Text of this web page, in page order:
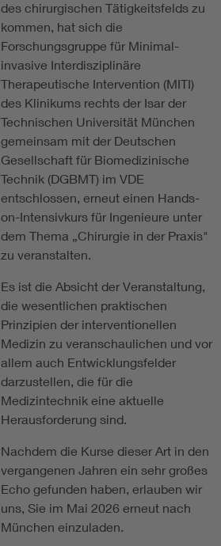
des chirurgischen Tätigkeitsfelds zu
kommen, hat sich die
Forschungsgruppe für Minimal-
invasive Interdisziplinäre
Therapeutische Intervention (MITI)
des Klinikums rechts der Isar der
Technischen Universität München
gemeinsam mit der Deutschen
Gesellschaft für Biomedizinische
Technik (DGBMT) im VDE
entschlossen, erneut einen Hands-
on-Intensivkurs für Ingenieure unter
dem Thema „Chirurgie in der Praxis"
zu veranstalten.
Es ist die Absicht der Veranstaltung,
die wesentlichen praktischen
Prinzipien der interventionellen
Medizin zu veranschaulichen und vor
allem auch Entwicklungsfelder
darzustellen, die für die
Medizintechnik eine aktuelle
Herausforderung sind.
Nachdem die Kurse dieser Art in den
vergangenen Jahren ein sehr großes
Echo gefunden haben, erlauben wir
uns, Sie im Mai 2026 erneut nach
München einzuladen.